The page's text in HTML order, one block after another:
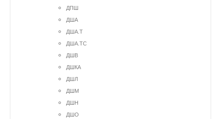
ДПШ
ДША
ДША.Т
ДША.ТС
ДШВ
ДШКА
ДШЛ
ДШМ
ДШН
ДШО